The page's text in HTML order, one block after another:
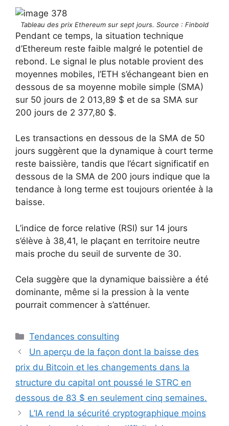
Tableau des prix Ethereum sur sept jours. Source : Finbold
Pendant ce temps, la situation technique
d’Ethereum reste faible malgré le potentiel de
rebond. Le signal le plus notable provient des
moyennes mobiles, l’ETH s’échangeant bien en
dessous de sa moyenne mobile simple (SMA)
sur 50 jours de 2 013,89 $ et de sa SMA sur
200 jours de 2 377,80 $.
Les transactions en dessous de la SMA de 50
jours suggèrent que la dynamique à court terme
reste baissière, tandis que l’écart significatif en
dessous de la SMA de 200 jours indique que la
tendance à long terme est toujours orientée à la
baisse.
L’indice de force relative (RSI) sur 14 jours
s’élève à 38,41, le plaçant en territoire neutre
mais proche du seuil de survente de 30.
Cela suggère que la dynamique baissière a été
dominante, même si la pression à la vente
pourrait commencer à s’atténuer.
Catégories
Tendances consulting
Un aperçu de la façon dont la baisse des
prix du Bitcoin et les changements dans la
structure du capital ont poussé le STRC en
dessous de 83 $ en seulement cinq semaines.
L’IA rend la sécurité cryptographique moins